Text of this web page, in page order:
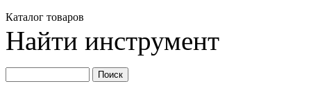
Каталог товаров
Найти инструмент